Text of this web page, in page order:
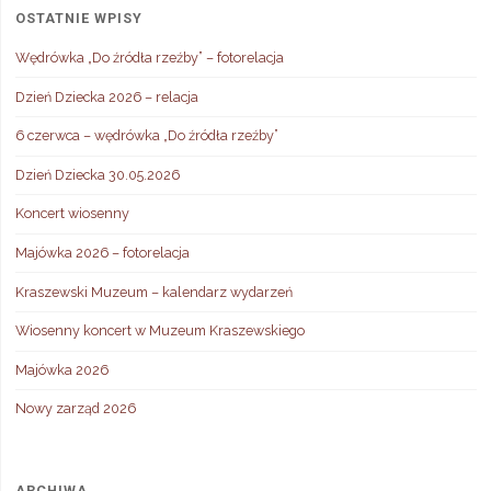
OSTATNIE WPISY
Wędrówka „Do źródła rzeźby” – fotorelacja
Dzień Dziecka 2026 – relacja
6 czerwca – wędrówka „Do źródła rzeźby”
Dzień Dziecka 30.05.2026
Koncert wiosenny
Majówka 2026 – fotorelacja
Kraszewski Muzeum – kalendarz wydarzeń
Wiosenny koncert w Muzeum Kraszewskiego
Majówka 2026
Nowy zarząd 2026